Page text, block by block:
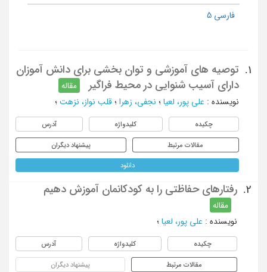
فارسی 5
1.
توصیه های آموزشی و توان بخشی برای دانش آموزان
دارای آسیب شنوایی در محیط فراگیر
مقاله
نویسنده : علی پور، لعیا ؛ نجفی، زهرا ؛ قلب نواز، نزهت ؛
چکیده کلیدواژه آدرس
مقالات مرتبط پیشنهاد دیگران
دانلود
2. رفتارهای حفاظتی را به کودکانمان آموزش دهیم
مقاله
نویسنده : علی پور، لعیا ؛
چکیده کلیدواژه آدرس
مقالات مرتبط پیشنهاد دیگران